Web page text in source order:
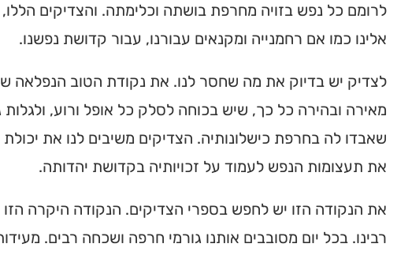
לרומם כל נפש בזויה מחרפת בושתה וכלימתה. והצדיקים
אלינו כמו אם רחמנייה ומקנאים עבורנו, עבור קדושת נפשנו.
לצדיק יש בדיוק את מה שחסר לנו. את נקודת הטוב הנפלאה
מאירה ובהירה כל כך, שיש בכוחה לסלק כל אופל ורוע,
שאבדו לה בחרפת כישלונותיה. הצדיקים משיבים לנו את
את תעצומות הנפש לעמוד על זכויותיה בקדושת יהדותה.
את הנקודה הזו יש לחפש בספרי הצדיקים. הנקודה היקרה הזו
רבינו. בכל יום מסובבים אותנו גורמי חרפה ושכחה רבים.
האינדקס החדש והמקיף של בתי כנסת
ובעולם! מצאו זמני תפילות, שיעורי
לאינדקס ➔